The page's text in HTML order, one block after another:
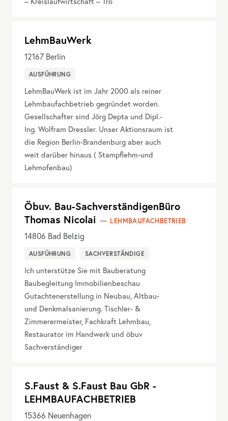
LehmBauWerk
12167 Berlin
AUSFÜHRUNG
LehmBauWerk ist im Jahr 2000 als reiner
Lehmbaufachbetrieb gegründet worden.
Gesellschafter sind Jörg Depta und Dipl.-
Ing. Wolfram Dressler. Unser Aktionsraum ist
die Region Berlin-Brandenburg aber auch
weit darüber hinaus ( Stampflehm-und
Lehmofenbau)
Öbuv. Bau-SachverständigenBüro
Thomas Nicolai
LEHMBAUFACHBETRIEB
14806 Bad Belzig
AUSFÜHRUNG SACHVERSTÄNDIGE
Ich unterstütze Sie mit Bauberatung
Baubegleitung Immobilienbeschau
Gutachtenerstellung in Neubau, Altbau-
und Denkmalsanierung. Tischler- &
Zimmerermeister, Fachkraft Lehmbau,
Restaurator im Handwerk und öbuv
Sachverständiger
S.Faust & S.Faust Bau GbR -
LEHMBAUFACHBETRIEB
15366 Neuenhagen